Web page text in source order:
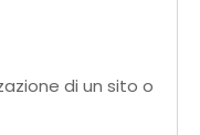
di un sito o